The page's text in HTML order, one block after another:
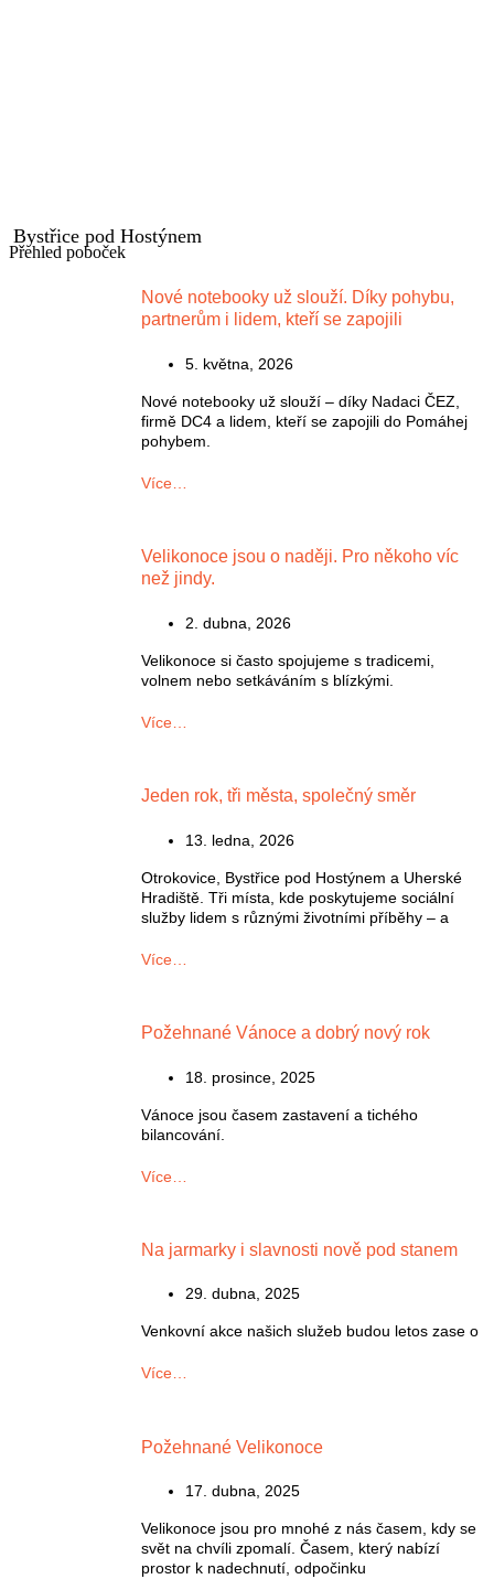
Bystřice pod Hostýnem
Přehled poboček
Nové notebooky už slouží. Díky pohybu,
partnerům i lidem, kteří se zapojili
5. května, 2026
Nové notebooky už slouží – díky Nadaci ČEZ,
firmě DC4 a lidem, kteří se zapojili do Pomáhej
pohybem.
Více…
Velikonoce jsou o naději. Pro někoho víc
než jindy.
2. dubna, 2026
Velikonoce si často spojujeme s tradicemi,
volnem nebo setkáváním s blízkými.
Více…
Jeden rok, tři města, společný směr
13. ledna, 2026
Otrokovice, Bystřice pod Hostýnem a Uherské
Hradiště. Tři místa, kde poskytujeme sociální
služby lidem s různými životními příběhy – a
Více…
Požehnané Vánoce a dobrý nový rok
18. prosince, 2025
Vánoce jsou časem zastavení a tichého
bilancování.
Více…
Na jarmarky i slavnosti nově pod stanem
29. dubna, 2025
Venkovní akce našich služeb budou letos zase o
Více…
Požehnané Velikonoce
17. dubna, 2025
Velikonoce jsou pro mnohé z nás časem, kdy se
svět na chvíli zpomalí. Časem, který nabízí
prostor k nadechnutí, odpočinku